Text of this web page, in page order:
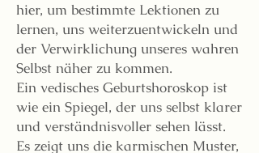
hier, um bestimmte Lektionen zu
lernen, uns weiterzuentwickeln und
der Verwirklichung unseres wahren
Selbst näher zu kommen.
Ein vedisches Geburtshoroskop ist
wie ein Spiegel, der uns selbst klarer
und verständnisvoller sehen lässt.
Es zeigt uns die karmischen Muster,